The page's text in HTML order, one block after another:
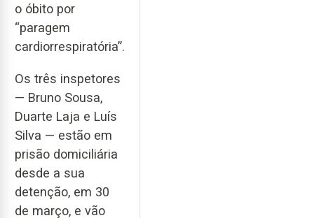
o óbito por
“paragem
cardiorrespiratória”.
Os três inspetores
— Bruno Sousa,
Duarte Laja e Luís
Silva — estão em
prisão domiciliária
desde a sua
detenção, em 30
de março, e vão